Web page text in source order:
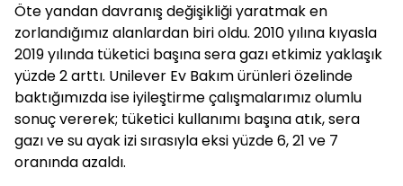
Öte yandan davranış değişikliği yaratmak en
zorlandığımız alanlardan biri oldu. 2010 yılına kıyasla
2019 yılında tüketici başına sera gazı etkimiz yaklaşık
yüzde 2 arttı. Unilever Ev Bakım ürünleri özelinde
baktığımızda ise iyileştirme çalışmalarımız olumlu
sonuç vererek; tüketici kullanımı başına atık, sera
gazı ve su ayak izi sırasıyla eksi yüzde 6, 21 ve 7
oranında azaldı.